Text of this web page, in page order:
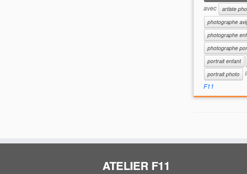
avec
artiste
photographe
photographe
photographe
portrait enfant
portrait photo
F11
ATELIER F11